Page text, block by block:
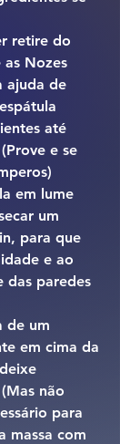
retire do
as Nozes
ajuda de
até
e se
em lume
um
para que
e ao
das paredes
de um
em cima da
não
para
massa com